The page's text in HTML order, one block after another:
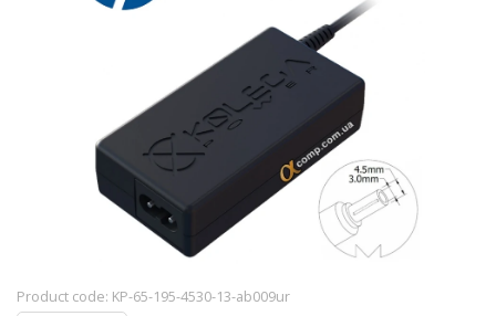
Product code: KP-65-195-4530-13-ab009ur